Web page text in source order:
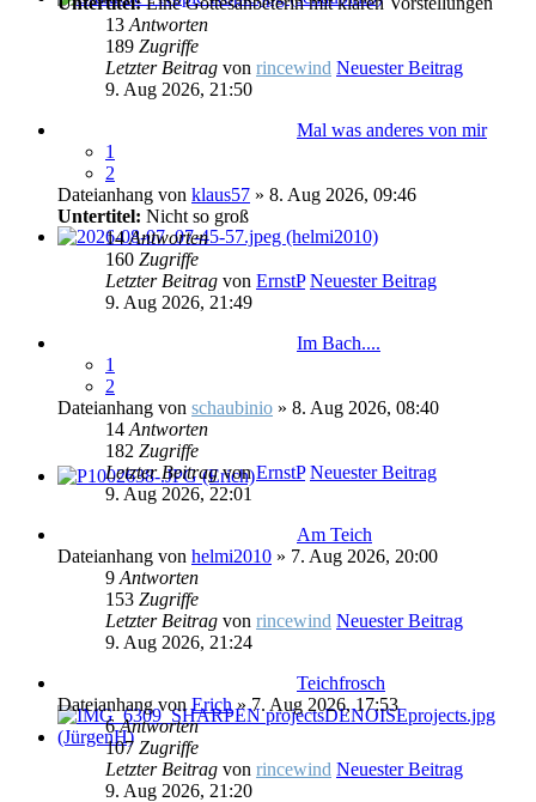
13 Antworten
189 Zugriffe
Letzter Beitrag von rincewind Neuester Beitrag
9. Aug 2026, 21:50
Mal was anderes von mir
1
2
Dateianhang von klaus57 » 8. Aug 2026, 09:46
Untertitel: Nicht so groß
14Antworten
160 Zugriffe
Letzter Beitrag von ErnstP Neuester Beitrag
9. Aug 2026, 21:49
Im Bach....
1
2
Dateianhang von schaubinio » 8. Aug 2026, 08:40
14 Antworten
182 Zugriffe
Letzter BeitragvonErnstP Neuester Beitrag
9. Aug 2026, 22:01
Am Teich
Dateianhang von helmi2010 » 7. Aug 2026, 20:00
9 Antworten
153 Zugriffe
Letzter Beitrag von rincewind Neuester Beitrag
9. Aug 2026, 21:24
Teichfrosch
DateianhangvonErich» 7. Aug 2026, 17:53
6Antworten
107 Zugriffe
Letzter Beitrag von rincewind Neuester Beitrag
9. Aug 2026, 21:20